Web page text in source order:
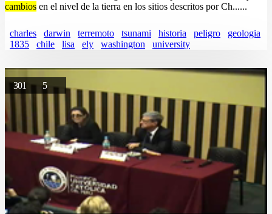
cambios en el nivel de la tierra en los sitios descritos por Ch......
charles darwin terremoto tsunami historia peligro
geologia
1835
chile lisa ely washington university
3015